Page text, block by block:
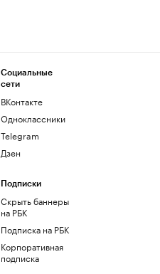
Социальные
сети
ВКонтакте
Одноклассники
Telegram
Дзен
Подписки
Скрыть баннеры
на РБК
Подписка на РБК
Корпоративная
подписка